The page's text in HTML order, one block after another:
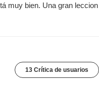
muy bien. Una gran
13 Crítica de usuarios